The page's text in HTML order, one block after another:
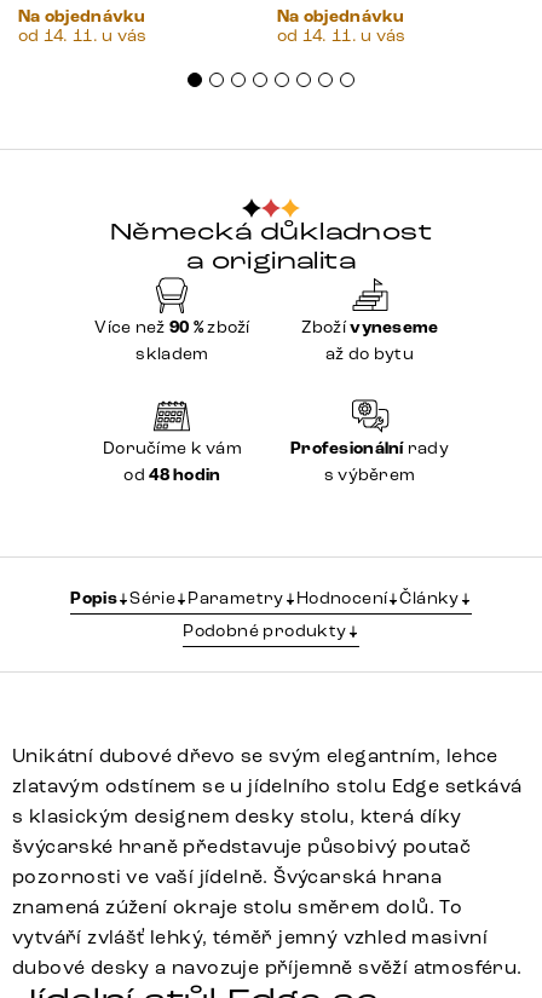
Na objednávku
od 14. 11. u vás
Na objednávku
od 14. 11. u vás
Německá důkladnost
a originalita
Více než 90 %zboží
skladem
Zbožívyneseme
až do bytu
Doručíme k vám
od48 hodin
Profesionálnírady
s výběrem
Popis Série Parametry Hodnocení Články
Podobné produkty
Unikátní dubové dřevo se svým elegantním, lehce
zlatavým odstínem se u jídelního stolu Edge setkává
s klasickým designem desky stolu, která díky
švýcarské hraně představuje působivý poutač
pozornosti ve vaší jídelně. Švýcarská hrana
znamená zúžení okraje stolu směrem dolů. To
vytváří zvlášť lehký, téměř jemný vzhled masivní
dubové desky a navozuje příjemně svěží atmosféru.